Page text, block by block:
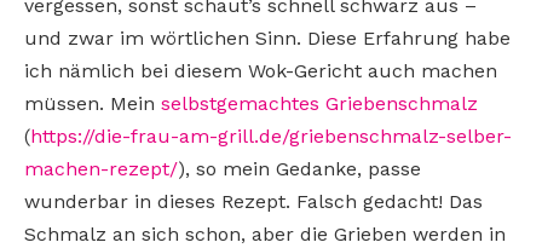
vergessen, sonst schaut’s schnell schwarz aus –
und zwar im wörtlichen Sinn. Diese Erfahrung habe
ich nämlich bei diesem Wok-Gericht auch machen
müssen. Mein selbstgemachtes Griebenschmalz
(https://die-frau-am-grill.de/griebenschmalz-selber-
machen-rezept/), so mein Gedanke, passe
wunderbar in dieses Rezept. Falsch gedacht! Das
Schmalz an sich schon, aber die Grieben werden in